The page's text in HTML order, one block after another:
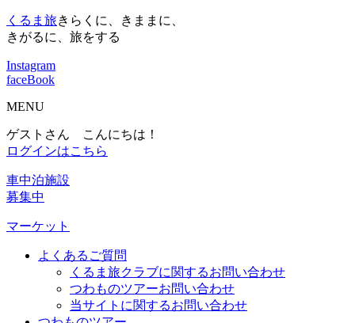
くるま旅きらくに、きままに、
きがるに、旅をする
Instagram
faceBook
MENU
ゲストさん こんにちは！
ログインはこちら
車中泊施設
募集中
マーケット
よくあるご質問
くるま旅クラブに関するお問い合わせ
つわものツアーお問い合わせ
当サイトに関するお問い合わせ